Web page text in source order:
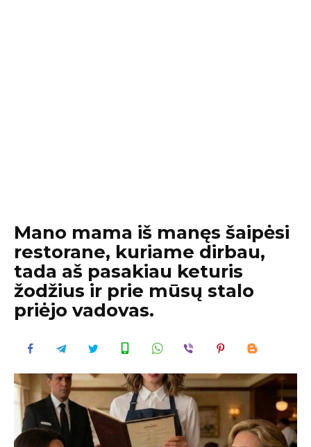
Mano mama iš manęs šaipėsi
restorane, kuriame dirbau,
tada aš pasakiau keturis
žodžius ir prie mūsų stalo
priėjo vadovas.